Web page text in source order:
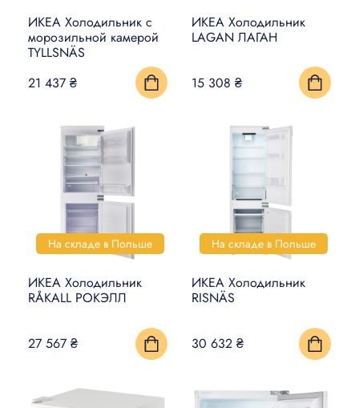
УМНЫЙ ДОМ
КОВРЫ, МАТЫ И ПОЛЫ
БЫТОВАЯ ЭЛЕКТРОНИКА
ТОВАРЫ ДЛЯ ЖИВОТНЫХ
ИКЕА Холодильник с
морозильной камерой
TYLLSNÄS
21 437 ₴
ИКЕА Холодильник
LAGAN ЛАГАН
15 308 ₴
На складе в Польше
ИКЕА Холодильник
RÅKALL РОКЭЛЛ
27 567 ₴
На складе в Польше
ИКЕА Холодильник
RISNÄS
30 632 ₴